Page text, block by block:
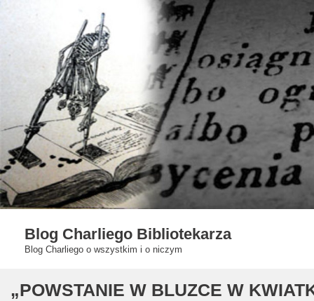
Blog Charliego Bibliotekarza
Blog Charliego o wszystkim i o niczym
„POWSTANIE W BLUZCE W